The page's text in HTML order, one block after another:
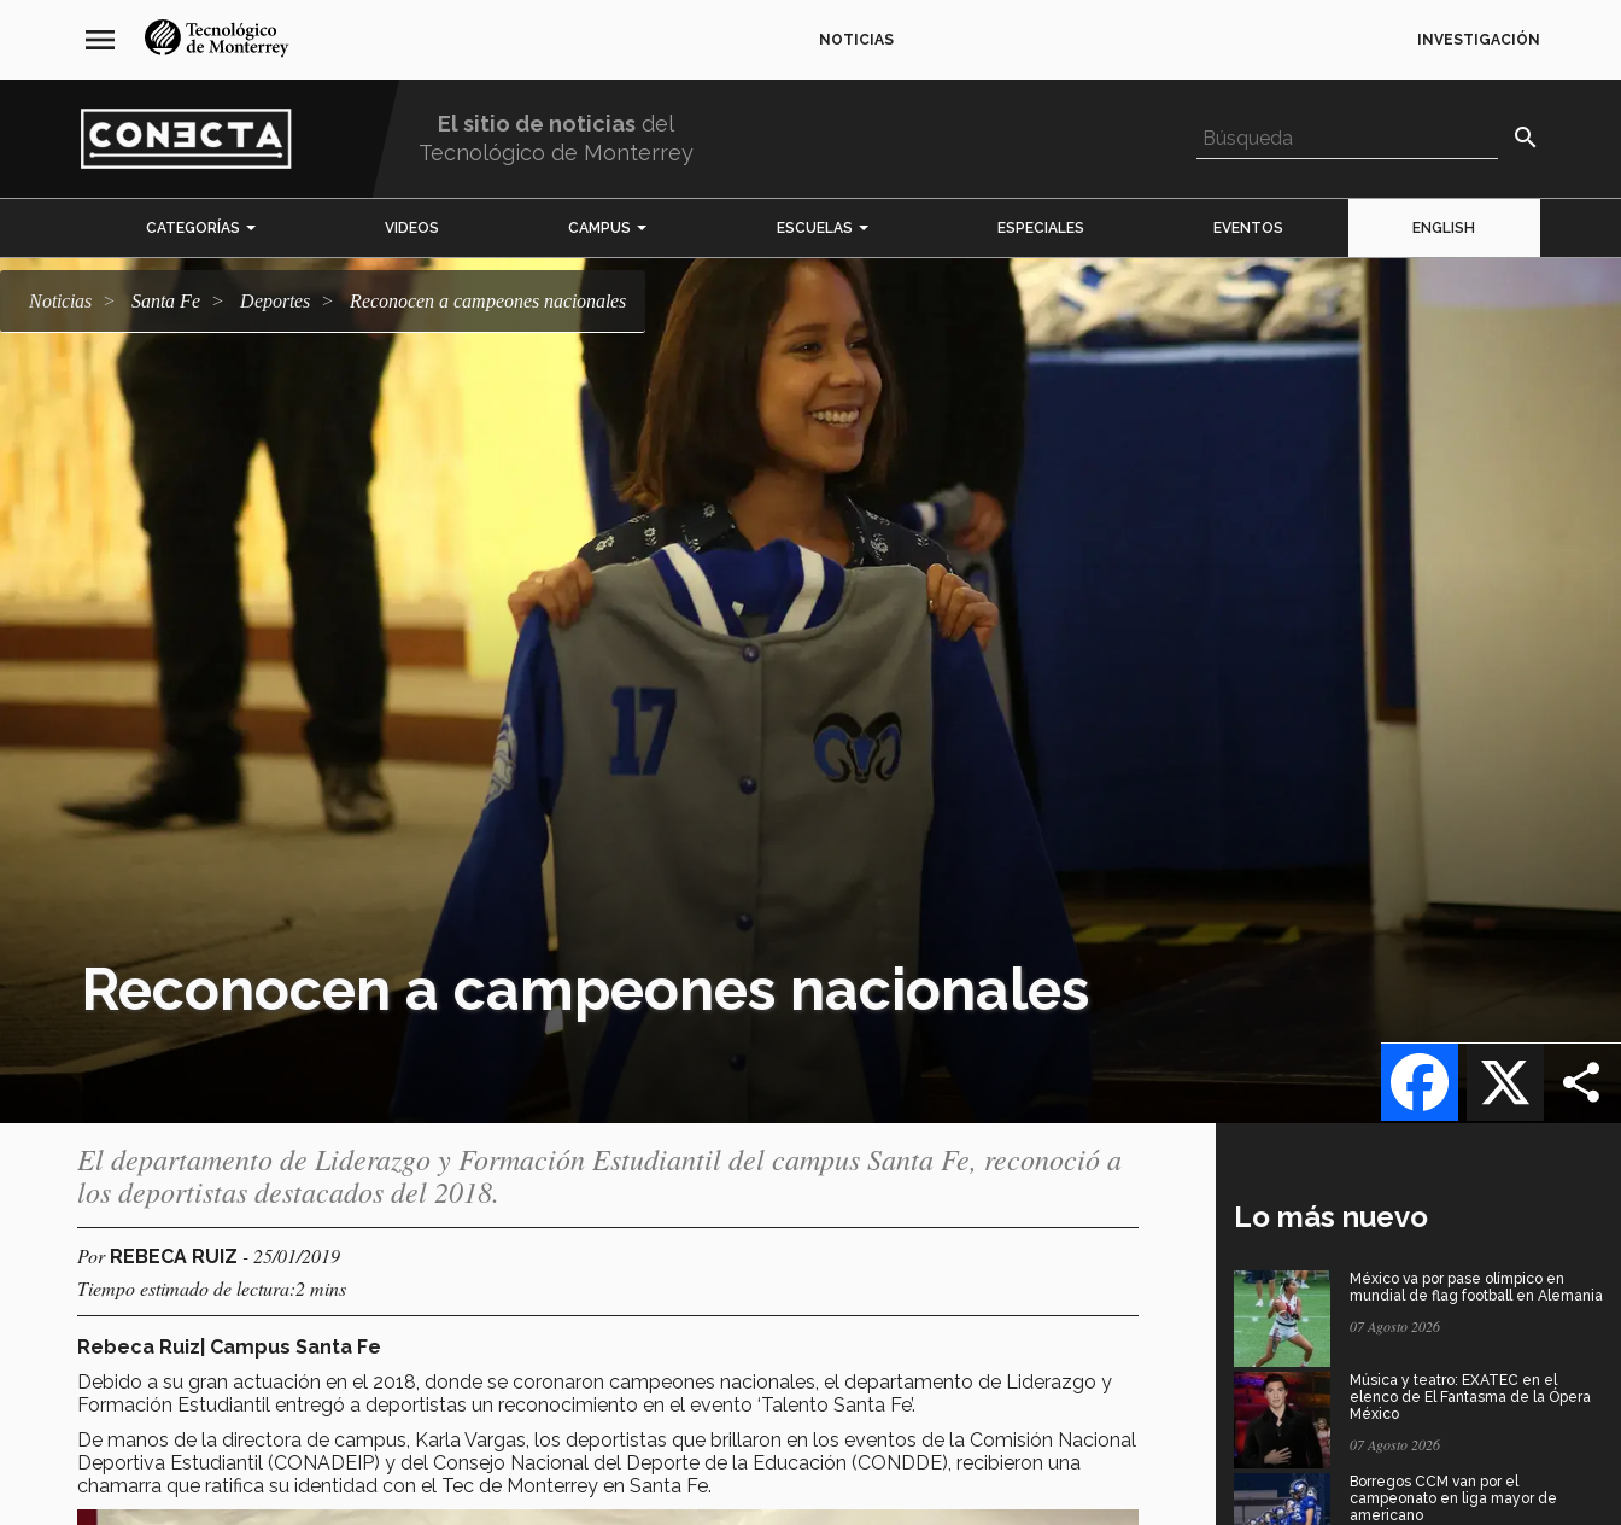
navegación
principal
menu NOTICIAS INVESTIGACIÓN
El sitio de noticias del
Tecnológico de Monterrey
search
CATEGORÍAS VIDEOS CAMPUS ESCUELAS ESPECIALES EVENTOS ENGLISH
Noticias Santa Fe deportes Reconocen a campeones nacionales
Reconocen a campeones nacionales
X
Facebook
El departamento de Liderazgo y Formación Estudiantil del campus Santa Fe, reconoció a
los deportistas destacados del 2018.
Por REBECA RUIZ - 25/01/2019
Tiempo estimado de lectura:2 mins
Rebeca Ruiz| Campus Santa Fe
Debido a su gran actuación en el 2018, donde se coronaron campeones nacionales, el departamento de Liderazgo y
Formación Estudiantil entregó a deportistas un reconocimiento en el evento ‘Talento Santa Fe’.
De manos de la directora de campus, Karla Vargas, los deportistas que brillaron en los eventos de la Comisión Nacional
Deportiva Estudiantil (CONADEIP) y del Consejo Nacional del Deporte de la Educación (CONDDE), recibieron una
chamarra que ratifica su identidad con el Tec de Monterrey en Santa Fe.
Lo más nuevo
México va por pase olímpico en
mundial de flag football en Alemania
07 Agosto 2026
Música y teatro: EXATEC en el
elenco de El Fantasma de la Ópera
México
07 Agosto 2026
Borregos CCM van por el
campeonato en liga mayor de
americano